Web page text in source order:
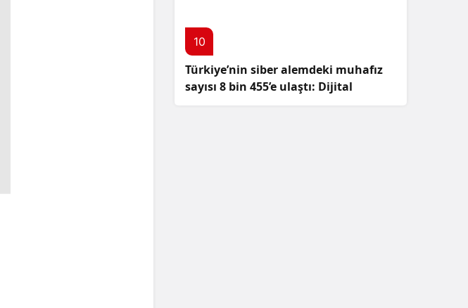
10
Türkiye’nin siber alemdeki muhafız
sayısı 8 bin 455’e ulaştı: Dijital